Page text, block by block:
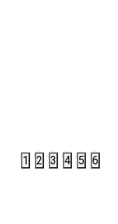
1 2 3 4 5 6